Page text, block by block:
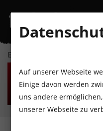
EVENTKALENDER
SA
8
AUGUST
SO
9
AUGUST
Auf unserer Webseite
Einige davon werden
uns andere
unserer Webseite zu